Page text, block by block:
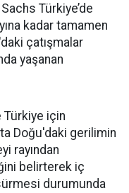
Türkiye’de
kadar tamamen
çatışmalar
yaşanan
Türkiye için
Doğu'daki gerilimin
rayından
belirterek iç
durumunda